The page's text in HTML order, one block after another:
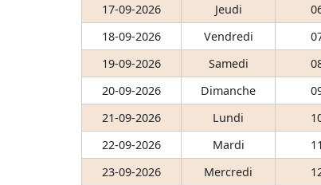
17-09-2026
Jeudi
18-09-2026
Vendredi
19-09-2026
Samedi
20-09-2026
Dimanche
21-09-2026
Lundi
22-09-2026
Mardi
23-09-2026
Mercredi